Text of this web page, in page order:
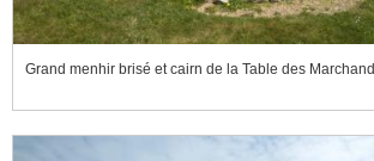
Grand menhir brisé et cairn de la Table des Marchand